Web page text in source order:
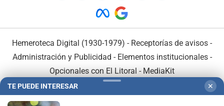
Hemeroteca Digital (1930-1979) - Receptorías de avisos -
Administración y Publicidad - Elementos institucionales-
Opcionales con El Litoral - MediaKit
TE PUEDE INTERESAR ✕